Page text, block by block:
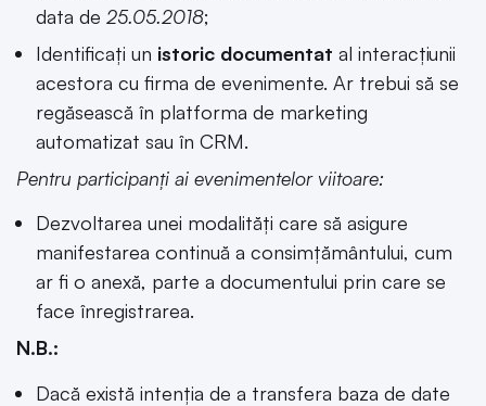
data de 25.05.2018;
Identificați un istoric documentat al interacțiunii
acestora cu firma de evenimente. Ar trebui să se
regăsească în platforma de marketing
automatizat sau în CRM.
Pentru participanți ai evenimentelor viitoare:
Dezvoltarea unei modalități care să asigure
manifestarea continuă a consimțământului, cum
ar fi o anexă, parte a documentului prin care se
face înregistrarea.
N.B.:
Dacă există intenția de a transfera baza de date